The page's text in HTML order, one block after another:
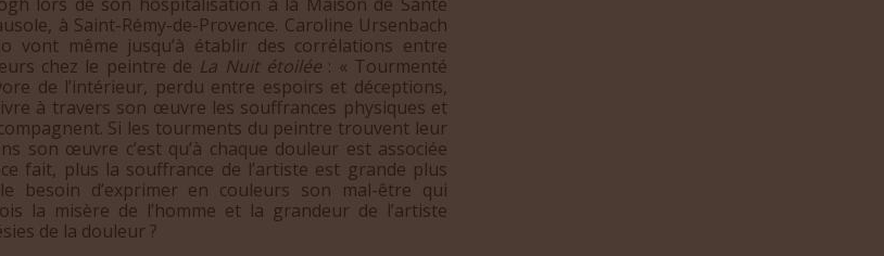
à Saint-Rémy-de-Provence. Caroline Ursenbach
vont même jusqu’à établir des corrélations entre
chez le peintre de La Nuit étoilée : « Tourmenté
de l’intérieur, perdu entre espoirs et déceptions,
à travers son œuvre les souffrances physiques et
Si les tourments du peintre trouvent leur
son œuvre c’est qu’à chaque douleur est associée
fait, plus la souffrance de l’artiste est grande plus
besoin d’exprimer en couleurs son mal-être qui
la misère de l’homme et la grandeur de l’artiste
de la douleur ?